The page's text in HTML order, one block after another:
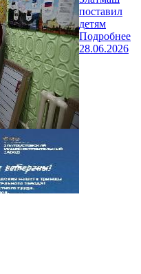
поставил
детям
Подробнее
28.06.2026